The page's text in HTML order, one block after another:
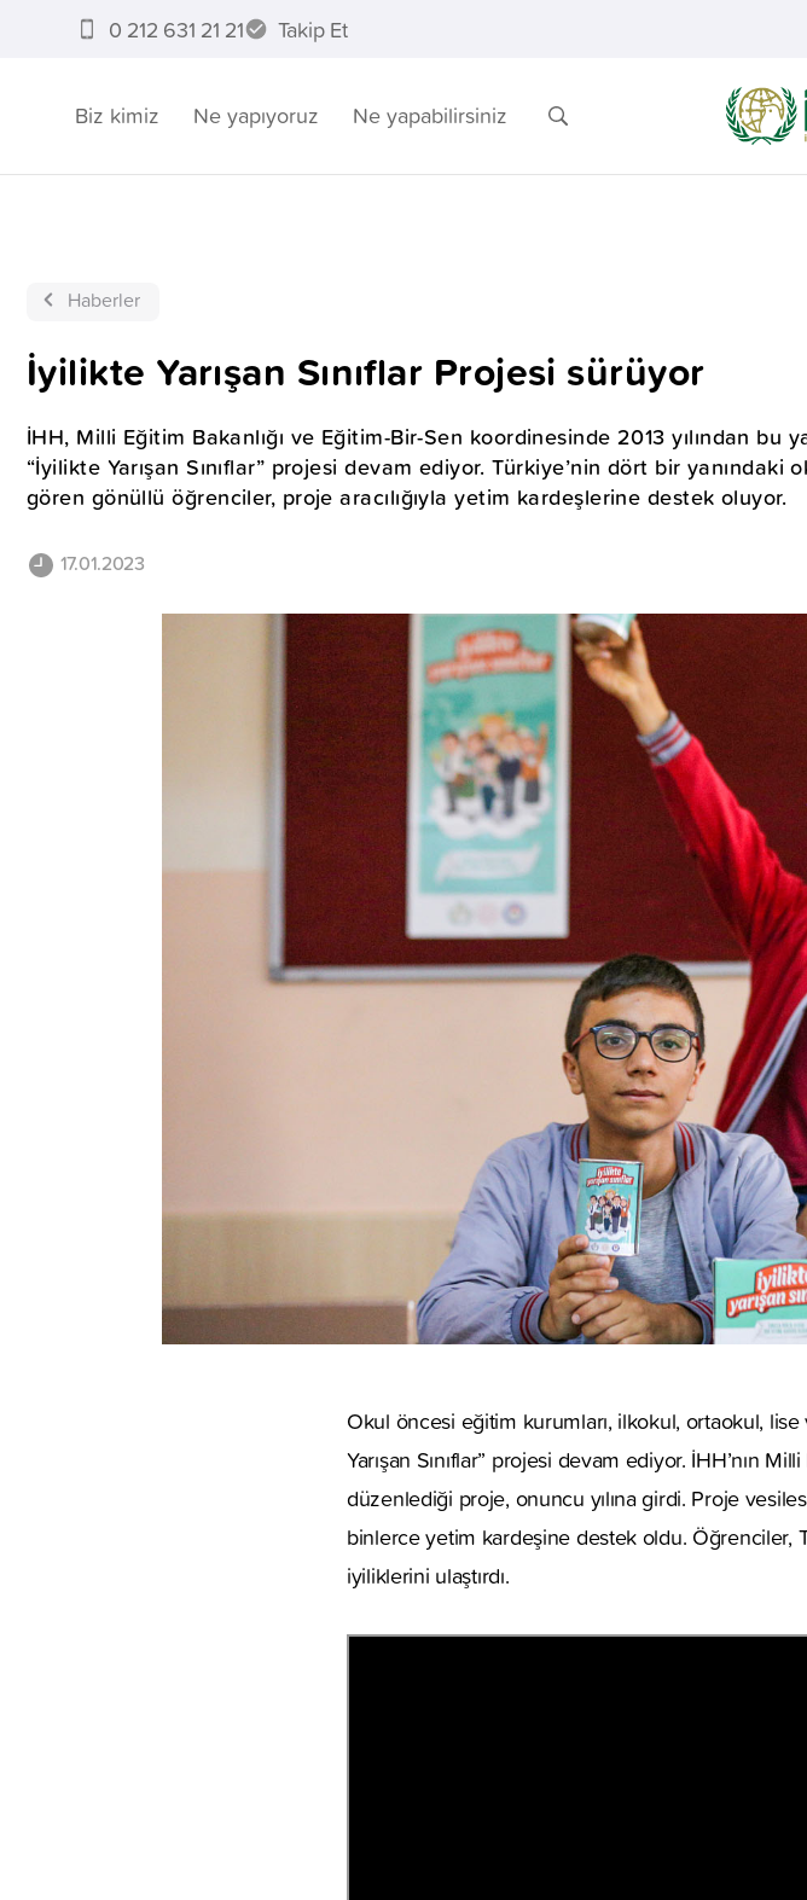
0 212 631 21 21 Takip Et
Biz kimiz Ne yapıyoruz Ne yapabilirsiniz
Haberler
İyilikte Yarışan Sınıflar Projesi sürüyor
İHH, Milli Eğitim Bakanlığı ve Eğitim-Bir-Sen koordinesinde 2013 yılından bu
“İyilikte Yarışan Sınıflar” projesi devam ediyor. Türkiye’nin dört bir yanındaki
gören gönüllü öğrenciler, proje aracılığıyla yetim kardeşlerine destek oluyor.
17.01.2023
Okul öncesi eğitim kurumları, ilkokul, ortaokul,
Yarışan Sınıflar” projesi devam ediyor. İHH’nın
düzenlediği proje, onuncu yılına girdi. Proje
binlerce yetim kardeşine destek oldu. Öğrenciler,
iyiliklerini ulaştırdı.